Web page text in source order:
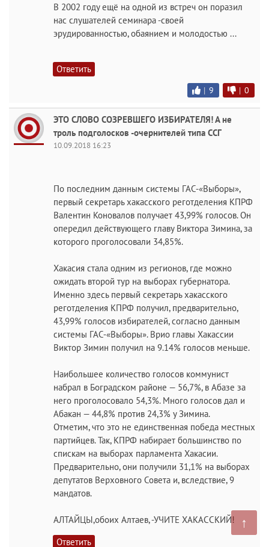
В 2002 году ещё на одной из встреч он поразил
нас слушателей семинара -своей
эрудированностью, обаянием и молодостью ...
Ответить
| 9 | 0
ЭТО СЛОВО СОЗРЕВШЕГО ИЗБИРАТЕЛЯ! А не
троль подголосков -очернителей типа ССГ
10.09.2018 16:23
По последним данным системы ГАС-«Выборы»,
первый секретарь хакасского реготделения КПРФ
Валентин Коновалов получает 43,99% голосов. Он
опередил действующего главу Виктора Зимина, за
которого проголосовали 34,85%.
Хакасия стала одним из регионов, где можно
ожидать второй тур на выборах губернатора.
Именно здесь первый секретарь хакасского
реготделения КПРФ получил, предварительно,
43,99% голосов избирателей, согласно данным
системы ГАС-«Выборы». Врио главы Хакассии
Виктор Зимин получил на 9.14% голосов меньше.
Наибольшее количество голосов коммунист
набрал в Боградском районе — 56,7%, в Абазе за
него проголосовало 54,3%. Много голосов дал и
Абакан — 44,8% против 24,3% у Зимина.
Отметим, что это не единственная победа местных
партийцев. Так, КПРФ набирает большинство по
спискам на выборах парламента Хакасии.
Предварительно, они получили 31,1% на выборах
депутатов Верховного Совета и, вследствие, 9
мандатов.
АЛТАЙЦЫ,обоих Алтаев, -УЧИТЕ ХАКАССКИЙ!
Ответить
↑